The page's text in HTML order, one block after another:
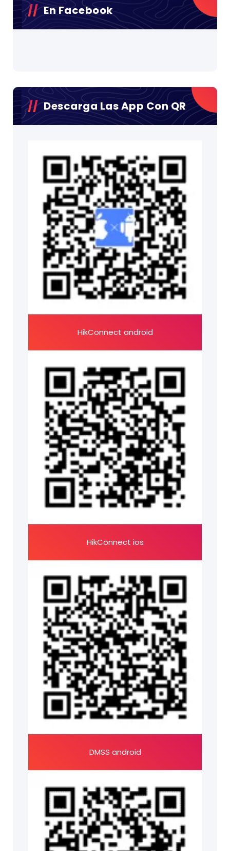
En Facebook
Descarga Las App Con QR
HikConnect android
HikConnect ios
DMSS android